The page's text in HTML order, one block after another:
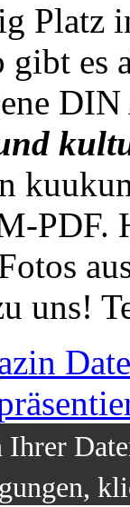
Platz
gibt es
PDF.
uns!